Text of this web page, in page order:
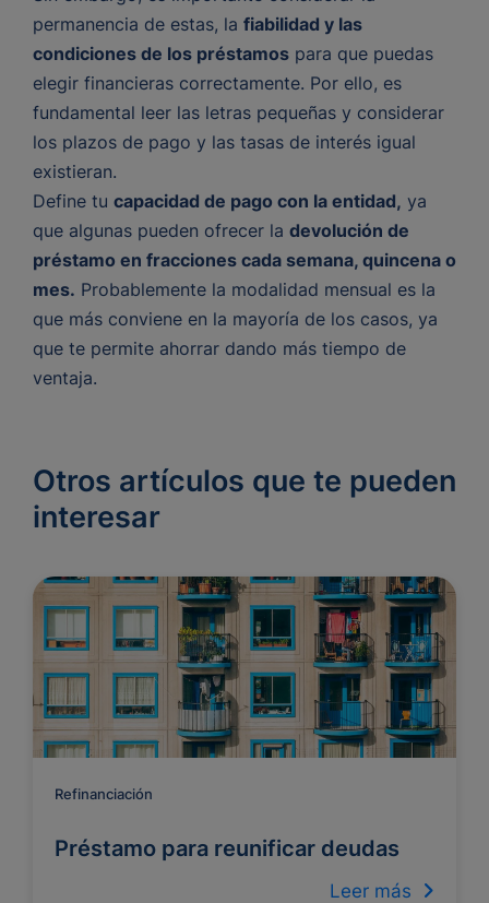
permanencia de estas, la fiabilidad y las
condiciones de los préstamos para que puedas
elegir financieras correctamente. Por ello, es
fundamental leer las letras pequeñas y considerar
los plazos de pago y las tasas de interés igual
existieran.
Define tu capacidad de pago con la entidad, ya
que algunas pueden ofrecer la devolución de
préstamo en fracciones cada semana, quincena o
mes. Probablemente la modalidad mensual es la
que más conviene en la mayoría de los casos, ya
que te permite ahorrar dando más tiempo de
ventaja.
Otros artículos que te pueden
interesar
Refinanciación
Préstamo para reunificar deudas
Leer más